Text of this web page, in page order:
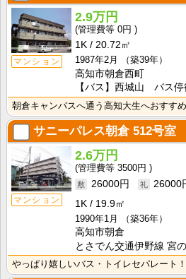
マンション
2.9万円
0円
1K
20.72㎡
1987年2月
（築39年）
高知市朝倉西町
【バス】西城山 バス停
サニーパレス朝倉512号室
マンション
2.6万円
3500円
26000円
26000
1K
19.9㎡
1990年1月
（築36年）
高知市朝倉
とさでん交通伊野線 宮